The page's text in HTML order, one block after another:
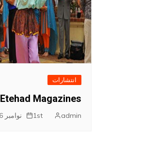
انتشارات
Etehad Magazines
admin 1st نوامبر 2016